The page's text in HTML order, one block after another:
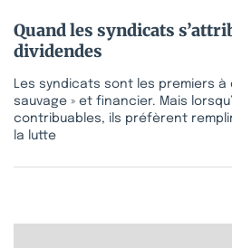
Quand les syndicats
dividendes
Les syndicats sont les premiers
sauvage » et financier. Mais
contribuables, ils préfèrent
la lutte